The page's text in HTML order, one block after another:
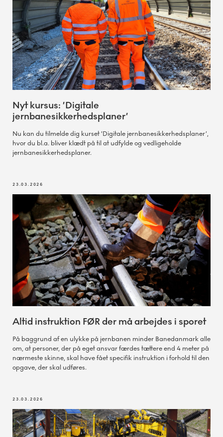
Nyt kursus: ’Digitale
jernbanesikkerhedsplaner’
Nu kan du tilmelde dig kurset ’Digitale jernbanesikkerhedsplaner’,
hvor du bl.a. bliver klædt på til at udfylde og vedligeholde
jernbanesikkerhedsplaner.
23.03.2026
Altid instruktion FØR der må arbejdes i sporet
På baggrund af en ulykke på jernbanen minder Banedanmark alle
om, at personer, der på eget ansvar færdes tættere end 4 meter på
nærmeste skinne, skal have fået specifik instruktion i forhold til den
opgave, der skal udføres.
23.03.2026